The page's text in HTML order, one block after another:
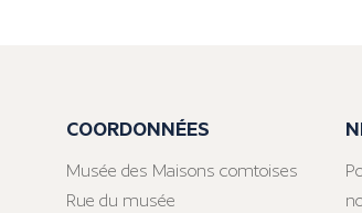
COORDONNÉES
Musée des Maisons comtoises
Rue du musée